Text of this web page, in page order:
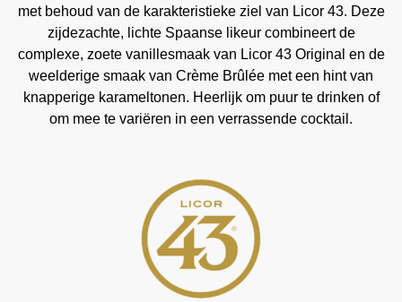
met behoud van de karakteristieke ziel van Licor 43. Deze
zijdezachte, lichte Spaanse likeur combineert de
complexe, zoete vanillesmaak van Licor 43 Original en de
weelderige smaak van Crème Brûlée met een hint van
knapperige karameltonen. Heerlijk om puur te drinken of
om mee te variëren in een verrassende cocktail.